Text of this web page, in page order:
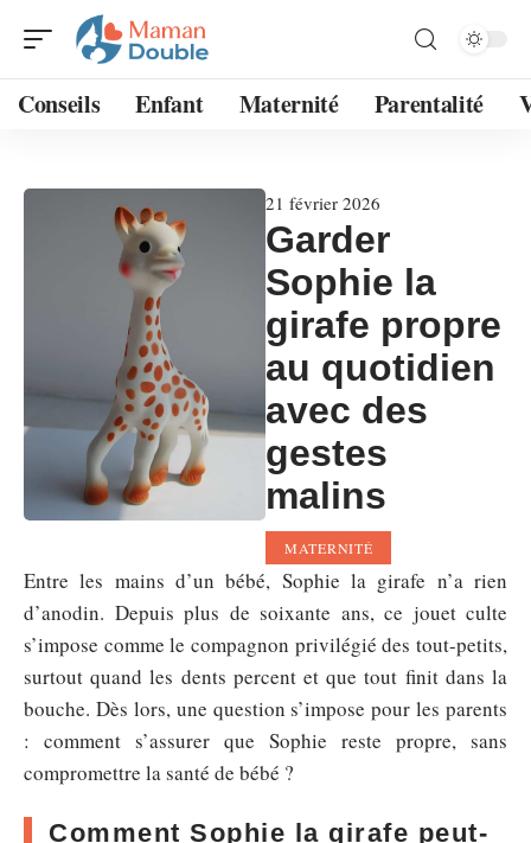
Conseils Enfant Maternité Parentalité
21 février 2026
Garder
Sophie la
girafe propre
au quotidien
avec des
gestes
malins
MATERNITÉ
Entre les mains d’un bébé, Sophie la girafe n’a rien
d’anodin. Depuis plus de soixante ans, ce jouet culte
s’impose comme le compagnon privilégié des tout-petits,
surtout quand les dents percent et que tout finit dans la
bouche. Dès lors, une question s’impose pour les parents
: comment s’assurer que Sophie reste propre, sans
compromettre la santé de bébé ?
Comment Sophie la girafe peut-